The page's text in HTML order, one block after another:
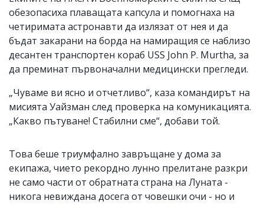
обезопасиха плаващата капсула и помогнаха на
четиримата астронавти да излязат от нея и да
бъдат закарани на борда на намиращия се наблизо
десантен транспортен кораб USS John P. Murtha, за
да преминат първоначални медицински прегледи.
„Чуваме ви ясно и отчетливо“, каза командирът на
мисията Уайзман след проверка на комуникацията.
„Какво пътуване! Стабилни сме“, добави той.
Това беше триумфално завръщане у дома за
екипажа, чието рекордно лунно прелитане разкри
не само части от обратната страна на Луната -
никога невиждана досега от човешки очи - но и